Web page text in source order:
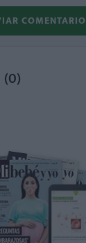
COMENTARIO
0)